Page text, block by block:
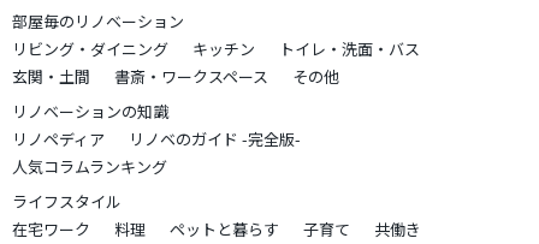
部屋毎のリノベーション
リビング・ダイニング
キッチン
トイレ・洗面・バス
玄関・土間
書斎・ワークスペース
その他
リノベーションの知識
リノペディア
リノベのガイド -完全版-
人気コラムランキング
ライフスタイル
在宅ワーク
料理 ペットと暮らす 子育て
共働き